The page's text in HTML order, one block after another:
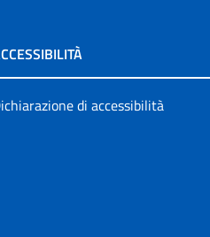
di accessibilità